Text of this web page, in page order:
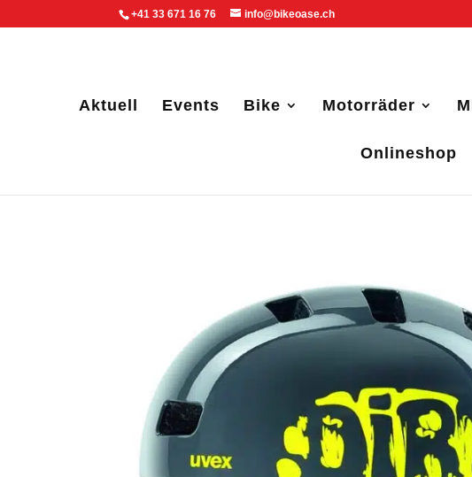
+41 33 671 16 76 info@bikeoase.ch
Aktuell Events Bike Motorräder
Onlineshop